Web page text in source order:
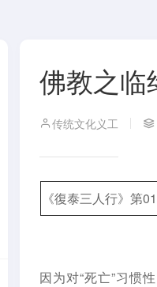
佛教之临
传统文化义工
《復泰三人行》第
因为对“死亡”习惯